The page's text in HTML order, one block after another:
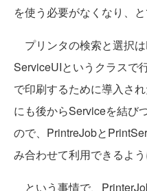
を使う必要がなくなり、
プリンタの検索と選択
ServiceUIというクラスで
で印刷するために導入さ
にも後からServiceを結び
ので、PrintreJobと
み合わせて利用できるよう
という事情で、